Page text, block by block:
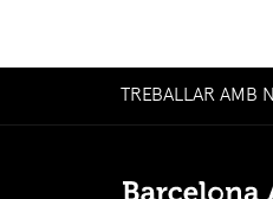
TREBALLAR AMB